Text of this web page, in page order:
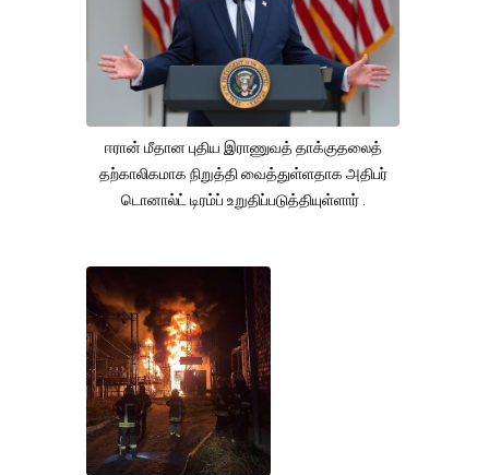
ஈரான் மீதான புதிய இராணுவத் தாக்குதலைத்
தற்காலிகமாக நிறுத்தி வைத்துள்ளதாக அதிபர்
டொனால்ட் டிரம்ப் உறுதிப்படுத்தியுள்ளார் .